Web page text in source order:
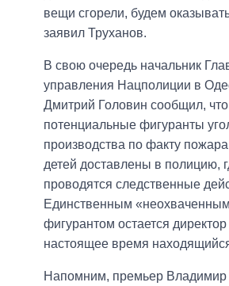
вещи сгорели, будем
заявил Труханов.
В свою очередь начальник
управления Нацполиции в
Дмитрий Головин сообщил,
потенциальные фигуранты
производства по факту
детей доставлены в полицию,
проводятся следственные
Единственным
фигурантом остается директор
настоящее время
Напомним, премьер Владимир